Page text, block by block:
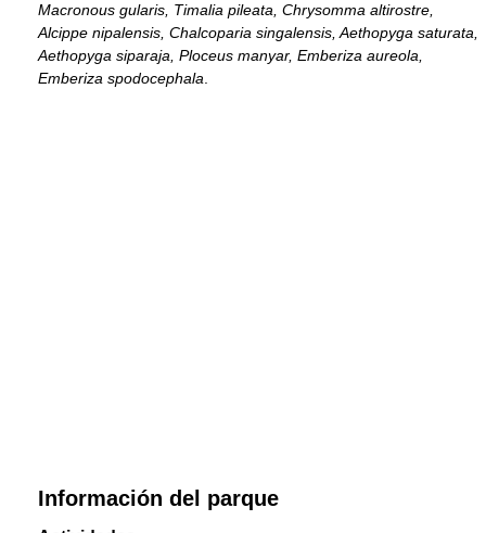
Macronous gularis, Timalia pileata, Chrysomma altirostre,
Alcippe nipalensis, Chalcoparia singalensis, Aethopyga saturata,
Aethopyga siparaja, Ploceus manyar, Emberiza aureola,
Emberiza spodocephala
Información del parque